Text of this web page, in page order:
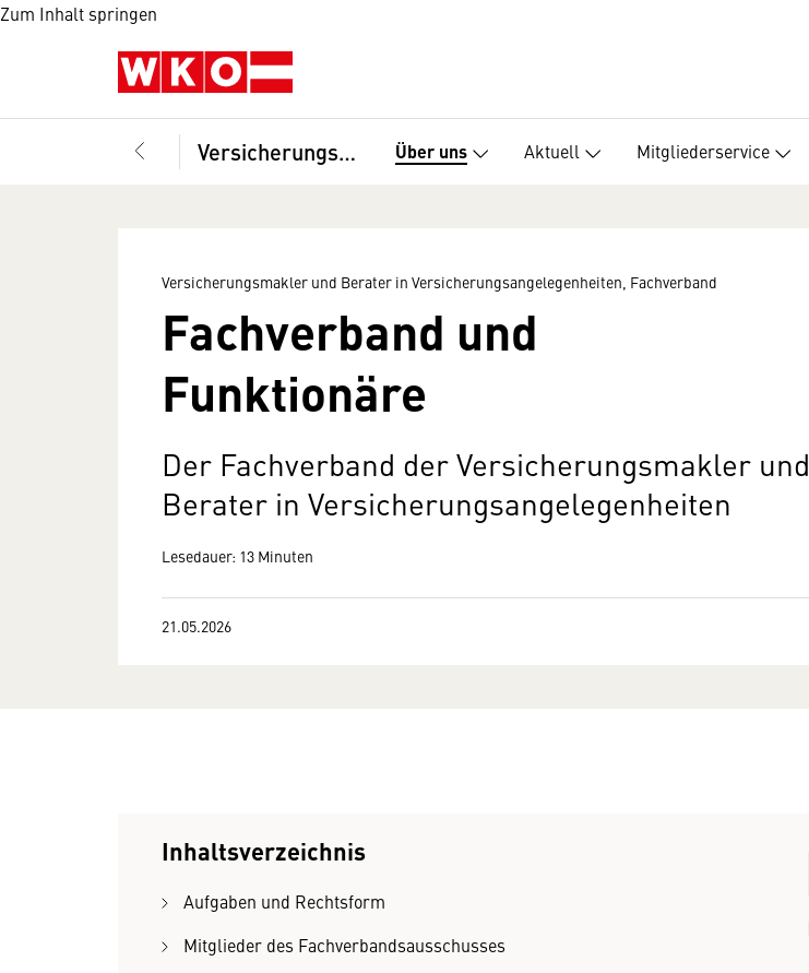
Zum Inhalt springen
Versicherungsmakler und Berater in Versicherungsangelegenheiten, Fachverband Über uns Aktuell Mitgliederservice
Versicherungsmakler und Berater in Versicherungsangelegenheiten, Fachverband
Fachverband und
Funktionäre
Der Fachverband der Versicherungsmakler und
Berater in Versicherungsangelegenheiten
Lesedauer: 13 Minuten
21.05.2026
Inhaltsverzeichnis
Aufgaben und Rechtsform
Mitglieder des Fachverbandsausschusses